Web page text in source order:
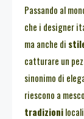
Passando al
che i designer
ma anche di
catturare un
sinonimo di
riescono a
tradizioni